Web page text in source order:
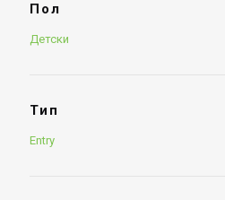
Пол
Детски
Тип
Entry